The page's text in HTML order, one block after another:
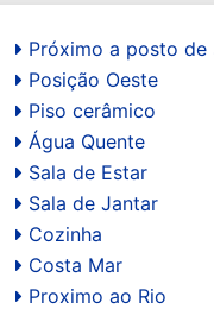
Próximo a posto de
Posição Oeste
Piso cerâmico
Água Quente
Sala de Estar
Sala de Jantar
Cozinha
Costa Mar
Proximo ao Rio